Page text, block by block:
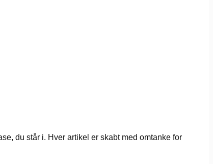
du står i. Hver artikel er skabt med omtanke for